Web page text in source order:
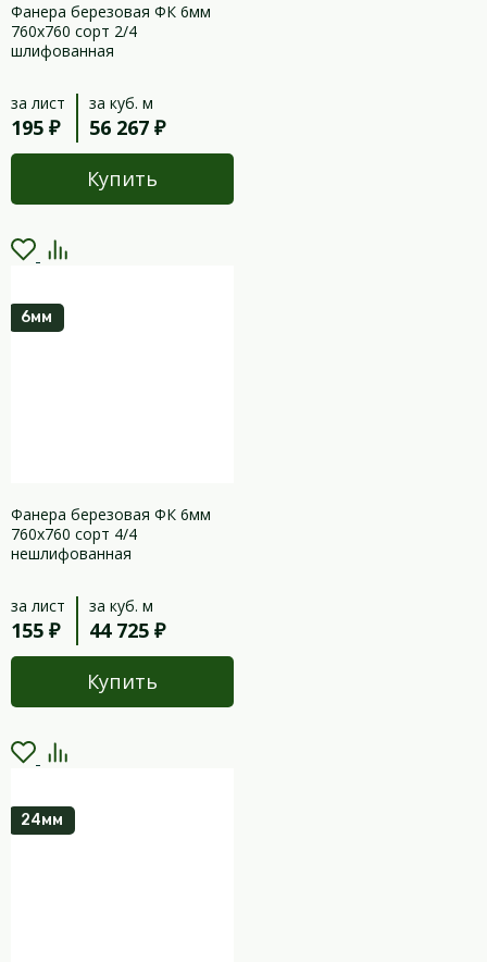
Фанера березовая ФК 6мм
760х760 сорт 2/4
шлифованная
за лист
195 ₽
за куб. м
56 267 ₽
Купить
6мм
Фанера березовая ФК 6мм
760х760 сорт 4/4
нешлифованная
за лист
155 ₽
за куб. м
44 725 ₽
Купить
24мм